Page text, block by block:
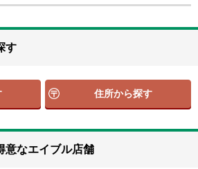
す
住所から探す
意なエイブル店舗